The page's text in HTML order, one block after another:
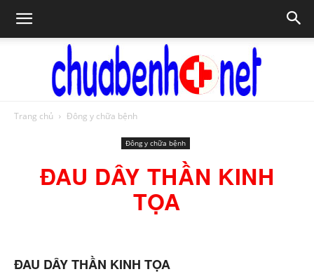
Trang chủ Đông y chữa bệnh
Đông y chữa bệnh
ĐAU DÂY THẦN KINH
TỌA
ĐAU DÂY THẦN KINH TỌA